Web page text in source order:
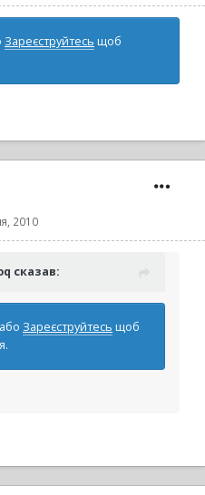
Зареєструйтесь щоб
2010
сказав:
або Зареєструйтесь щоб